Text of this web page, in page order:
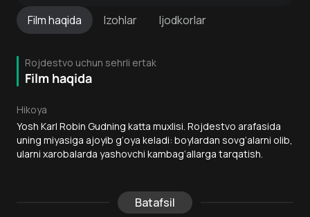
Filmhaqida Izohlar Ijodkorlar
Rojdestvo uchun sehrli ertak
Film haqida
Hikoya
Yosh Karl Robin Gudning katta muxlisi. Rojdestvo arafasida
uning miyasiga ajoyib g‘oya keladi: boylardan sovg‘alarni olib,
ularni xarobalarda yashovchi kambag‘allarga tarqatish.
Batafsil